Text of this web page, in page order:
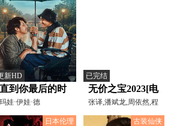
新HD
直到你最后的时
刻
玛娃·伊娃·德
,Kiki·Narendra,Arbani·
已完结
无价之宝2023[电
影解说]
张译,潘斌龙,周依然,程
曦,袁晓旭,黄婧仪,郝
日本伦理 古装仙侠